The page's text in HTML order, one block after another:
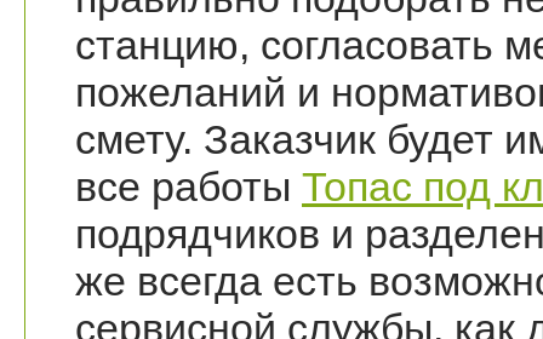
станцию, согласовать
пожеланий и
смету. Заказчик будет
все работы Топас под
подрядчиков и
же всегда есть
сервисной службы, как